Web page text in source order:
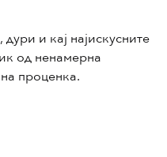
и кај најискусните
од ненамерна
проценка.